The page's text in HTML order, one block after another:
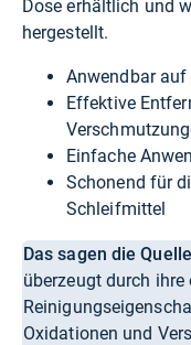
Dose erhältlich und
hergestellt.
Anwendbar
Effektive
Einfache
Schonend für
Schleifmittel
Das sagen die
überzeugt durch
Oxidationen und